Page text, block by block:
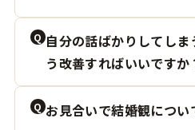
Q 自分の話ばかりしてし
う改善すればいいですか
Q お見合いで結婚観につい